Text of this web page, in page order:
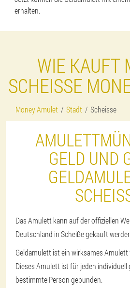
erhalten.
WIE KAUFT
SCHEISSE
Money Amulet Stadt Scheisse
GELD UND
Das Amulett kann auf der offiziellen
Deutschland in Scheiße gekauft
Geldamulett ist ein wirksames Amulett
Dieses Amulett ist für jeden individuell
bestimmte Person gebunden.